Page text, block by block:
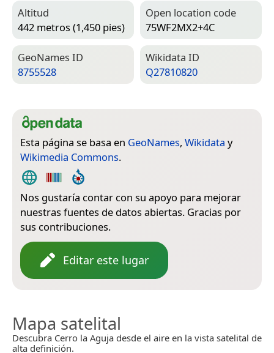
Altitud
442 metros (1,450 pies)
Open location code
75WF2MX2+4C
Geo­Names ID
8755528
Wiki­data ID
Q27810820
Esta página se basa en GeoNames, Wikidata y
Wikimedia Commons.
Nos gustaría contar con su apoyo para mejorar
nuestras fuentes de datos abiertas. Gracias por
sus contribuciones.
Editar este lugar
Mapa satelital
Descubra Cerro la Aguja desde el aire en la vista satelital de
alta definición.